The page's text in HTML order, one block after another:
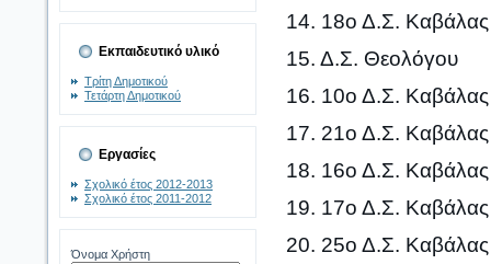
Εκπαιδευτικό υλικό
Τρίτη Δημοτικού
Τετάρτη Δημοτικού
Εργασίες
Σχολικό έτος 2012-2013
Σχολικό έτος 2011-2012
Όνομα Χρήστη
14. 18ο Δ.Σ. Καβάλας
15. Δ.Σ. Θεολόγου
16. 10ο Δ.Σ. Καβάλας
17. 21ο Δ.Σ. Καβάλας
18. 16ο Δ.Σ. Καβάλας
19. 17ο Δ.Σ. Καβάλας
20. 25ο Δ.Σ. Καβάλας